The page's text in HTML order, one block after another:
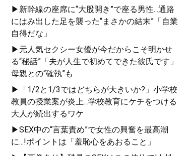
▶新幹線の座席に“大股開き”で座る男性...通路
にはみ出した足を襲った“まさかの結末”「自業
自得だな」
▶元人気セクシー女優が今だからこそ明かせ
る“秘話”「夫が人生で初めてできた彼氏です」
母親との“確執”も
▶「1/2と1/3ではどちらが大きいか?」小学校
教員の授業案が炎上...学校教育にケチをつける
大人が続出するワケ
▶SEX中の“言葉責め”で女性の興奮を最高潮
に...!ポイントは「羞恥心をあおること」